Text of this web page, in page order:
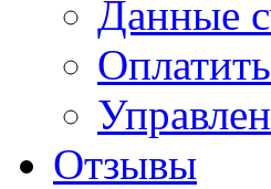
Данные
Отзывы